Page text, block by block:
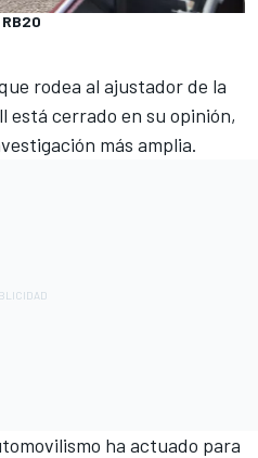
rodea al ajustador de la
está cerrado en su opinión,
más amplia.
ha actuado para